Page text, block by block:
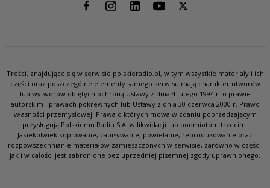
Treści, znajdujące się w serwisie polskieradio.pl, w tym wszystkie materiały i ich
części oraz poszczególne elementy samego serwisu mają charakter utworów
lub wytworów objętych ochroną Ustawy z dnia 4 lutego 1994 r. o prawie
autorskim i prawach pokrewnych lub Ustawy z dnia 30 czerwca 2000 r. Prawo
własności przemysłowej. Prawa o których mowa w zdaniu poprzedzającym
przysługują Polskiemu Radiu S.A. w likwidacji lub podmiotom trzecim.
Jakiekolwiek kopiowanie, zapisywanie, powielanie, reprodukowanie oraz
rozpowszechnianie materiałów zamieszczonych w serwisie, zarówno w części,
jak i w całości jest zabronione bez uprzedniej pisemnej zgody uprawnionego.